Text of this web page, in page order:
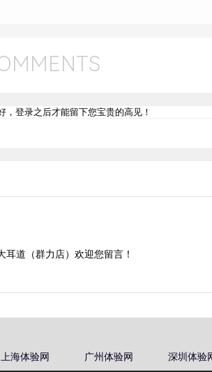
耳道（群力店）欢迎您留言！
上海体验网 广州体验网 深圳体验